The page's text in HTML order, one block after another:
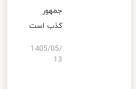
جمهور
کذب است
1405/05/
13